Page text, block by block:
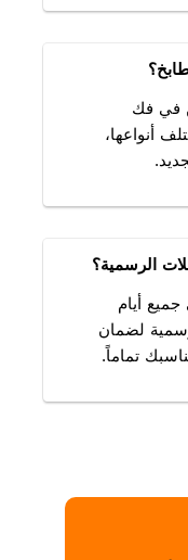
في فك
أنواعها،
الرسمية؟
أيام
لضمان
تماماً.